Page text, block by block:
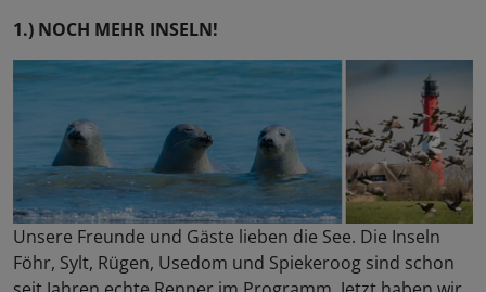
1.) NOCH MEHR INSELN!
Unsere Freunde und Gäste lieben die See. Die Inseln
Föhr, Sylt, Rügen, Usedom und Spiekeroog sind schon